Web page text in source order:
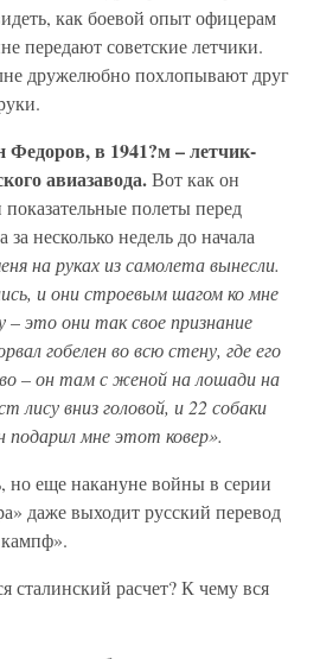
как боевой опыт офицерам
передают советские летчики.
дружелюбно похлопывают друг
Федоров, в 1941?м – летчик-
авиазавода.Вот как он
полеты перед
несколько недель до начала
на руках из самолета вынесли.
и они строевым шагом ко мне
–это они так свое признание
гобелен во всю стену, где его
–он там с женой на лошади на
лису вниз головой, и 22 собаки
подарил мне этот ковер».
но еще накануне войны в серии
даже выходит русский перевод
сталинский расчет? К чему вся